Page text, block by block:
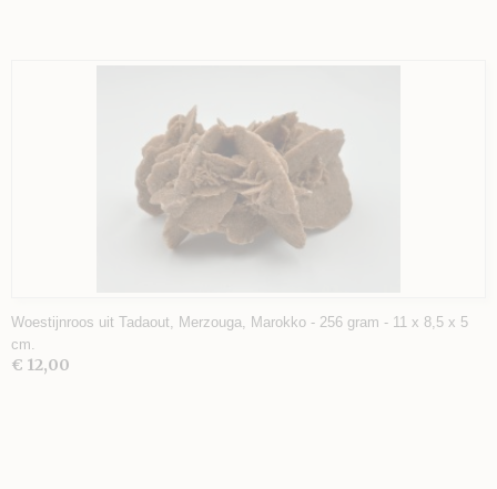
Woestijnroos uit Tadaout, Merzouga, Marokko - 256 gram - 11 x 8,5 x 5
cm.
€ 12,00